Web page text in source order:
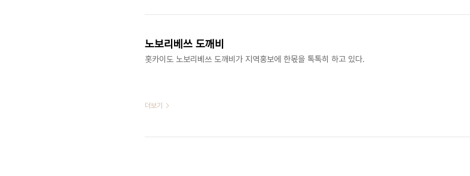
노보리베쓰 도깨비
​​홋카이도 노보리베쓰 도깨비가 지역홍보에 한몫을 톡톡히 하고 있다. ​​​​
더보기